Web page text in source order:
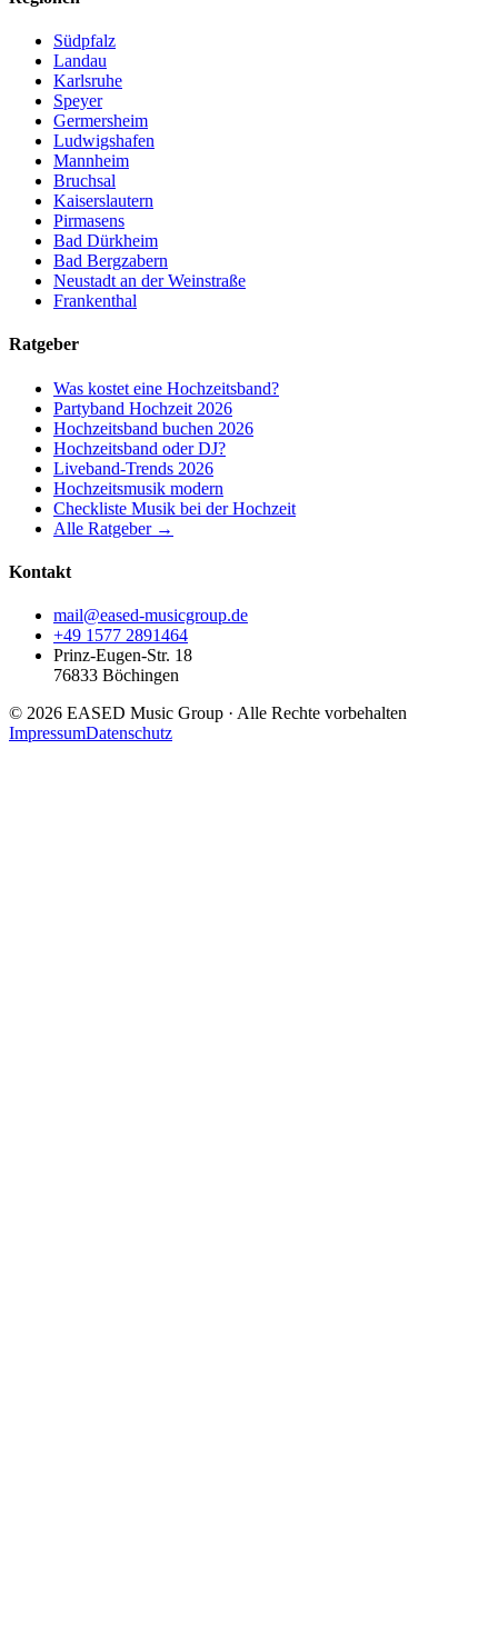
Südpfalz
Landau
Karlsruhe
Speyer
Germersheim
Ludwigshafen
Mannheim
Bruchsal
Kaiserslautern
Pirmasens
Bad Dürkheim
Bad Bergzabern
Neustadt an der Weinstraße
Frankenthal
Ratgeber
Was kostet eine Hochzeitsband?
Partyband Hochzeit 2026
Hochzeitsband buchen 2026
Hochzeitsband oder DJ?
Liveband-Trends 2026
Hochzeitsmusik modern
Checkliste Musik bei der Hochzeit
Alle Ratgeber →
Kontakt
mail@eased-musicgroup.de
+49 1577 2891464
Prinz-Eugen-Str. 18
76833 Böchingen
© 2026 EASED Music Group · Alle Rechte vorbehalten
ImpressumDatenschutz